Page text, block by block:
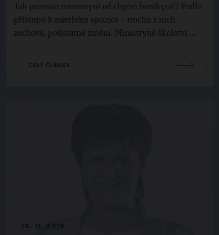
Jak poznáte ministryni od chytré horákyně? Podle
přístupu k návrhům opozice – trochu z nich
zachová, podstatné změní. Ministryně školství ...
CELÝ ČLÁNEK